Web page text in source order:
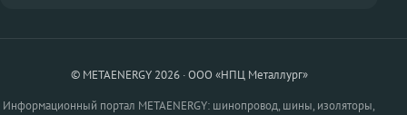
© METAENERGY 2026 · ООО «НПЦ Металлург»
Информационный портал METAENERGY: шинопровод, шины, изоляторы,